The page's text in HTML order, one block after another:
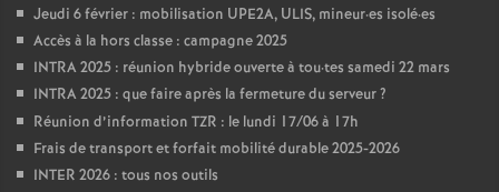
Jeudi 6 février : mobilisation UPE2A, ULIS, mineur·es isolé·es
Accès à la hors classe : campagne 2025
INTRA 2025 : réunion hybride ouverte à tou·tes samedi 22 mars
INTRA 2025 : que faire après la fermeture du serveur?
Réunion d’information TZR : le lundi 17/06 à 17h
Frais de transport et forfait mobilité durable 2025-2026
INTER 2026 : tous nos outils